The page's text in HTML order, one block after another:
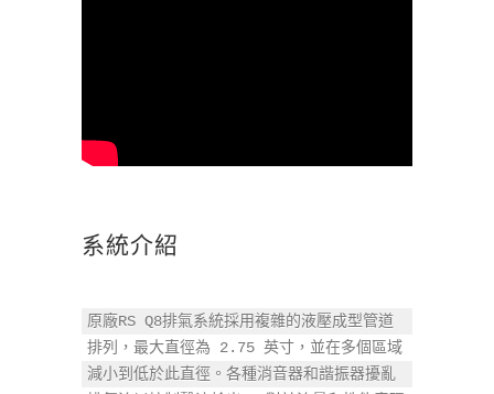
系統介紹
原廠RS Q8排氣系統採用複雜的液壓成型管道
排列，最大直徑為 2.75 英寸，並在多個區域
減小到低於此直徑。各種消音器和諧振器擾亂